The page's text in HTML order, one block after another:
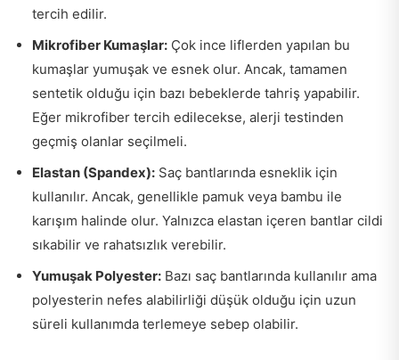
tercih edilir.
Mikrofiber Kumaşlar: Çok ince liflerden yapılan bu
kumaşlar yumuşak ve esnek olur. Ancak, tamamen
sentetik olduğu için bazı bebeklerde tahriş yapabilir.
Eğer mikrofiber tercih edilecekse, alerji testinden
geçmiş olanlar seçilmeli.
Elastan (Spandex): Saç bantlarında esneklik için
kullanılır. Ancak, genellikle pamuk veya bambu ile
karışım halinde olur. Yalnızca elastan içeren bantlar cildi
sıkabilir ve rahatsızlık verebilir.
Yumuşak Polyester: Bazı saç bantlarında kullanılır ama
polyesterin nefes alabilirliği düşük olduğu için uzun
süreli kullanımda terlemeye sebep olabilir.